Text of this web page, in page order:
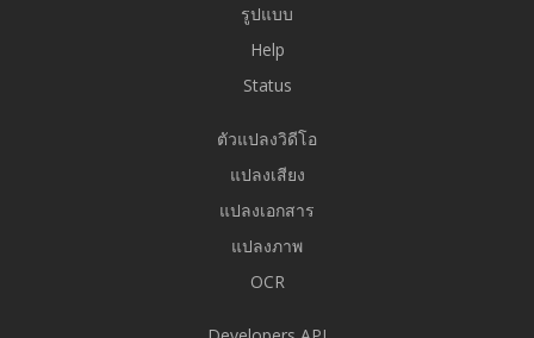
รูปแบบ
Help
Status
ตัวแปลงวิดีโอ
แปลงเสียง
แปลงเอกสาร
แปลงภาพ
OCR